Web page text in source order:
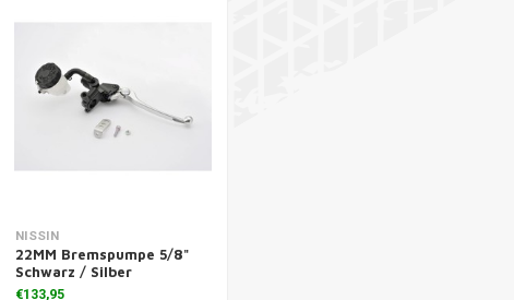
Zusatzinformation
NISSIN
22MM Bremspumpe 5/8"
Schwarz / Silber
€133,95